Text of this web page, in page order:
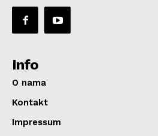
Info
O nama
Kontakt
Impressum